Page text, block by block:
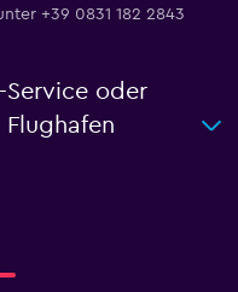
+39 0831 182 2843
Service oder